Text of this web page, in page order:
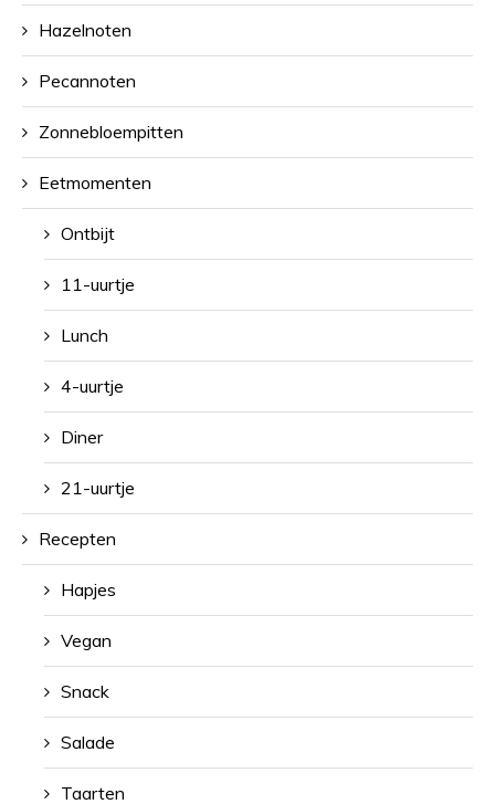
Hazelnoten
Pecannoten
Zonnebloempitten
Eetmomenten
Ontbijt
11-uurtje
Lunch
4-uurtje
Diner
21-uurtje
Recepten
Hapjes
Vegan
Snack
Salade
Taarten